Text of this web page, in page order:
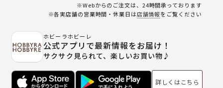
※Webからのご注文は、24時間承っております
※各実店舗の営業時間・休業日は店舗情報をご覧ください
ホビーラホビーレ
公式アプリで最新情報をお届け！
サクサク見られて、楽しいお買い物♪
詳しくはこちら